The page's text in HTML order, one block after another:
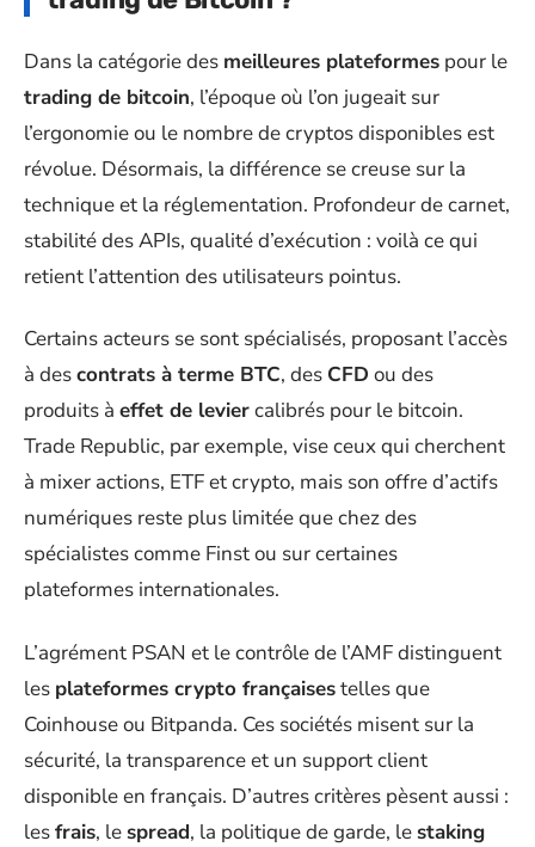
Dans la catégorie des meilleures plateformes pour le
trading de bitcoin, l’époque où l’on jugeait sur
l’ergonomie ou le nombre de cryptos disponibles est
révolue. Désormais, la différence se creuse sur la
technique et la réglementation. Profondeur de carnet,
stabilité des APIs, qualité d’exécution : voilà ce qui
retient l’attention des utilisateurs pointus.
Certains acteurs se sont spécialisés, proposant l’accès
à descontrats à terme BTC, des CFD ou des
produits à effet de leviercalibrés pour le bitcoin.
Trade Republic, par exemple, vise ceux qui cherchent
à mixer actions, ETF et crypto, mais son offre d’actifs
numériques reste plus limitée que chez des
spécialistes comme Finst ou sur certaines
plateformes internationales.
L’agrément PSAN et le contrôle de l’AMF distinguent
les plateformes crypto françaisestelles que
Coinhouse ou Bitpanda. Ces sociétés misent sur la
sécurité, la transparence et un support client
disponible en français. D’autres critères pèsent aussi :
lesfrais, le spread, la politique de garde, le staking